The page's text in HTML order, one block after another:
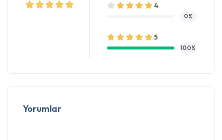
4
0%
5
100%
Yorumlar